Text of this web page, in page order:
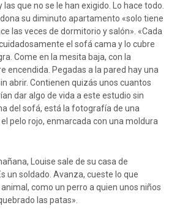
que no se le han exigido. Lo hace todo.
su diminuto apartamento «solo tiene
las veces de dormitorio y salón». «Cada
el sofá cama y lo cubre
Come en la mesita baja, con la
encendida. Pegadas a la pared hay una
abrir. Contienen quizás unos cuantos
dar algo de vida a este estudio sin
del sofá, está la fotografía de una
pelo rojo, enmarcada con una moldura
Louise sale de su casa de
un soldado. Avanza, cueste lo que
como un perro a quien unos niños
las patas».